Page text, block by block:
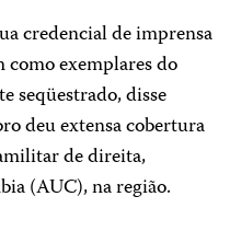
credencial de imprensa
como exemplares do
seqüestrado, disse
deu extensa cobertura
de direita,
(AUC), na região.